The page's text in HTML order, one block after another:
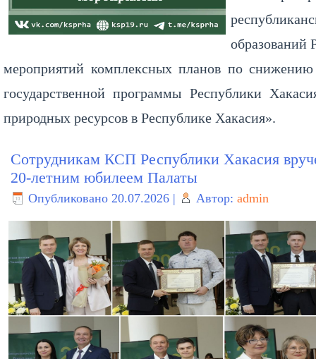
образований
мероприятий комплексных планов по
государственной программы Республики
природных ресурсов в Республике Хакасия».
Сотрудникам КСП Республики Хакасия
20-летним юбилеем Палаты
Опубликовано 20.07.2026 | Автор: admin